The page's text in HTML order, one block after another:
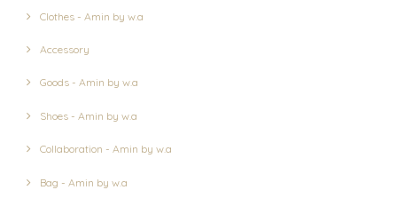
Clothes - Amin by w.a
Accessory
Goods - Amin by w.a
Shoes - Amin by w.a
Collaboration - Amin by w.a
Bag - Amin by w.a